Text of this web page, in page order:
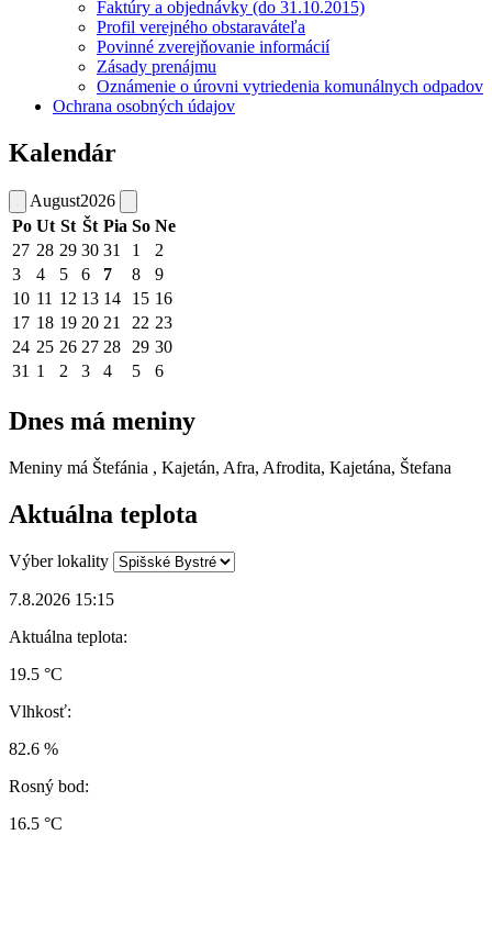
Faktúry a objednávky (do 31.10.2015)
Profil verejného obstaraváteľa
Povinné zverejňovanie informácií
Zásady prenájmu
Oznámenie o úrovni vytriedenia komunálnych odpadov
Ochrana osobných údajov
Kalendár
August2026
Po Ut St Št Pia So Ne
27 28 29 30 31 1
2
3
4 5 6 7 8
9
10 11 12 13 14 15 16
17 18 19 20 21 22 23
24 25 26 27 28 29 30
31 1 2 3 4 5 6
Dnes má meniny
Meniny má Štefánia , Kajetán, Afra, Afrodita, Kajetána, Štefana
Aktuálna teplota
Výber lokality
7.8.2026 15:15
Aktuálna teplota:
19.5 °C
Vlhkosť:
82.6 %
Rosný bod:
16.5 °C